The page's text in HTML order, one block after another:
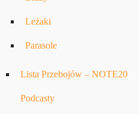
Leżaki
Parasole
Lista Przebojów – NOTE20
Podcasty